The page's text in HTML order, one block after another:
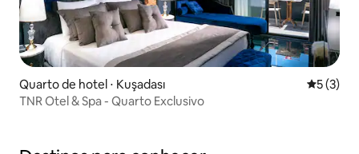
Quarto de hotel ⋅ Kuşadası 5 de
5 (3)
TNR Otel & Spa - Quarto Exclusivo